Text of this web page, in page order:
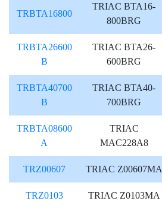
TRBTA16800
TRIAC BTA16-
800BRG
TRBTA26600
B
TRIAC BTA26-
600BRG
TRBTA40700
B
TRIAC BTA40-
700BRG
TRBTA08600
A
TRIAC
MAC228A8
TRZ00607 TRIAC Z00607MA
TRZ0103 TRIAC Z0103MA